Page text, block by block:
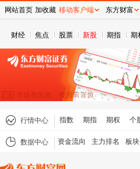
财经 焦点 股票 新股 期指 期
行情中心 指数 期指 期权 个
数据中心 资金流向 主力排名 板
网站首页 加收藏 移动客户端 东方财富